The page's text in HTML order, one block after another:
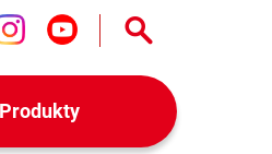
nas na facebook
nas na
Śledź nas na
Produkty